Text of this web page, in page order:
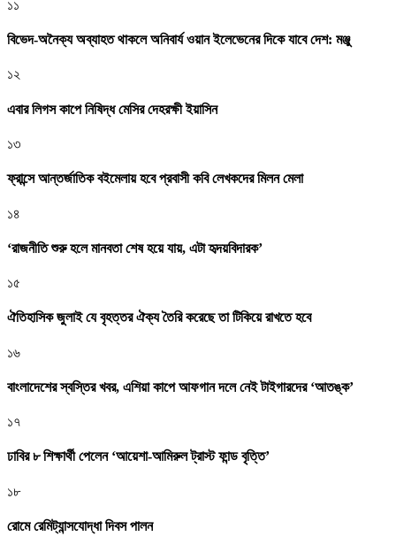
১১
বিভেদ-অনৈক্য অব্যাহত থাকলে অনিবার্য ওয়ান ইলেভেনের দিকে যাবে দেশ: মঞ্জু
১২
এবার লিগস কাপে নিষিদ্ধ মেসির দেহরক্ষী ইয়াসিন
১৩
ফ্রান্সে আন্তর্জাতিক বইমেলায় হবে প্রবাসী কবি লেখকদের মিলন মেলা
১৪
‘রাজনীতি শুরু হলে মানবতা শেষ হয়ে যায়, এটা হৃদয়বিদারক’
১৫
ঐতিহাসিক জুলাই যে বৃহত্তর ঐক্য তৈরি করেছে তা টিকিয়ে রাখতে হবে
১৬
বাংলাদেশের স্বস্তির খবর, এশিয়া কাপে আফগান দলে নেই টাইগারদের ‘আতঙ্ক’
১৭
ঢাবির ৮ শিক্ষার্থী পেলেন ‘আয়েশা-আমিরুল ট্রাস্ট ফান্ড বৃত্তি’
১৮
রোমে রেমিট্যান্সযোদ্ধা দিবস পালন